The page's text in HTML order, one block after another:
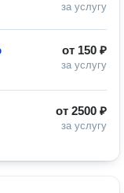
за услугу
от 150 ₽
за услугу
от 2500 ₽
за услугу